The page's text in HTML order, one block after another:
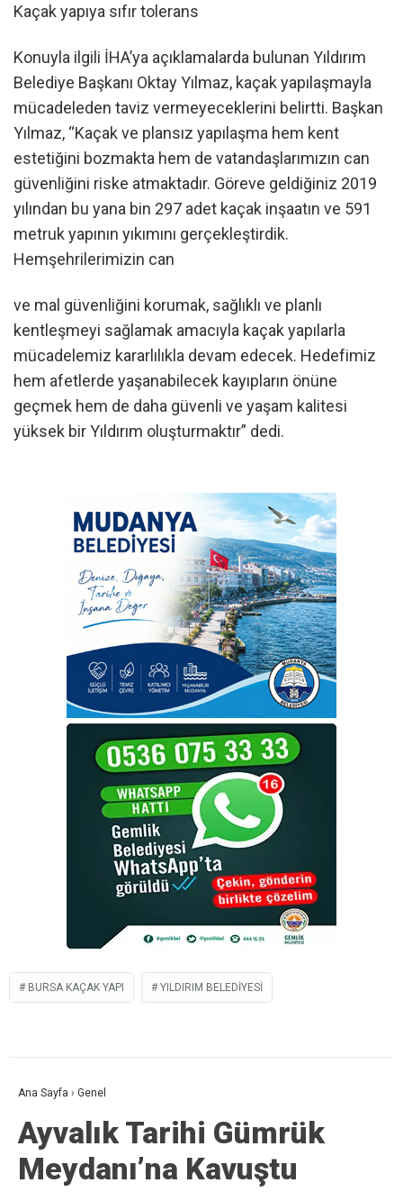
Kaçak yapıya sıfır tolerans
Konuyla ilgili İHA’ya açıklamalarda bulunan Yıldırım
Belediye Başkanı Oktay Yılmaz, kaçak yapılaşmayla
mücadeleden taviz vermeyeceklerini belirtti. Başkan
Yılmaz, “Kaçak ve plansız yapılaşma hem kent
estetiğini bozmakta hem de vatandaşlarımızın can
güvenliğini riske atmaktadır. Göreve geldiğiniz 2019
yılından bu yana bin 297 adet kaçak inşaatın ve 591
metruk yapının yıkımını gerçekleştirdik.
Hemşehrilerimizin can
ve mal güvenliğini korumak, sağlıklı ve planlı
kentleşmeyi sağlamak amacıyla kaçak yapılarla
mücadelemiz kararlılıkla devam edecek. Hedefimiz
hem afetlerde yaşanabilecek kayıpların önüne
geçmek hem de daha güvenli ve yaşam kalitesi
yüksek bir Yıldırım oluşturmaktır” dedi.
BURSA KAÇAK YAPI YILDIRIM BELEDIYESI
Ana Sayfa › Genel
Ayvalık Tarihi Gümrük
Meydanı’na Kavuştu